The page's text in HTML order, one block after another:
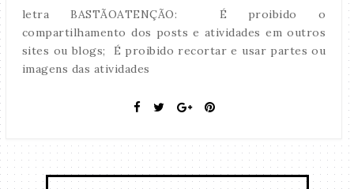
letra BASTÃOATENÇÃO: É proibido o
compartilhamento dos posts e atividades em outros
sites ou blogs; É proibido recortar e usar partes ou
imagens das atividades